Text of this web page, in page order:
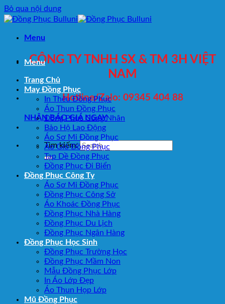
Bỏ qua nội dung
Menu
CÔNG TY TNHH SX & TM 3H VIỆT
NAM
Hotline/Zalo: 09345 404 88
NHẬN BÁO GIÁ NGAY
Tìm kiếm:
Menu
Trang Chủ
May Đồng Phục
In Thêu Đồng Phục
Áo Thun Đồng Phục
Đồng Phục Công Nhân
Bảo Hộ Lao Động
Áo Sơ Mi Đồng Phục
Áo Gió Đồng Phục
Tạp Dề Đồng Phục
Đồng Phục Đi Biển
Đồng Phục Công Ty
Áo Sơ Mi Đồng Phục
Đồng Phục Công Sở
Áo Khoác Đồng Phục
Đồng Phục Nhà Hàng
Đồng Phục Du Lịch
Đồng Phục Ngân Hàng
Đồng Phục Học Sinh
Đồng Phục Trường Học
Đồng Phục Mầm Non
Mẫu Đồng Phục Lớp
In Áo Lớp Đẹp
Áo Thun Họp Lớp
Mũ Đồng Phục